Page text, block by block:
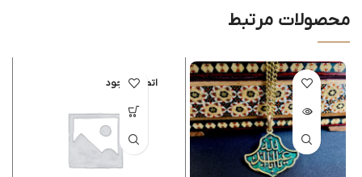
محصولات مرتبط
اتمام موجود